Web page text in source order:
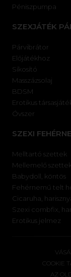
Péniszpumpa
SZEXJÁTÉK
Párvibrátor
Előjátékhoz
Síkosító
Masszázsolaj
BDSM
Erotikus
Óvszer
SZEXI
Melltartó szettek
Mellemelő szettek
Babydoll, köntös
Fehérnemű telt
Cicaruha,
Szexi combfix,
Erotikus jelmez
COOKIE
AZ